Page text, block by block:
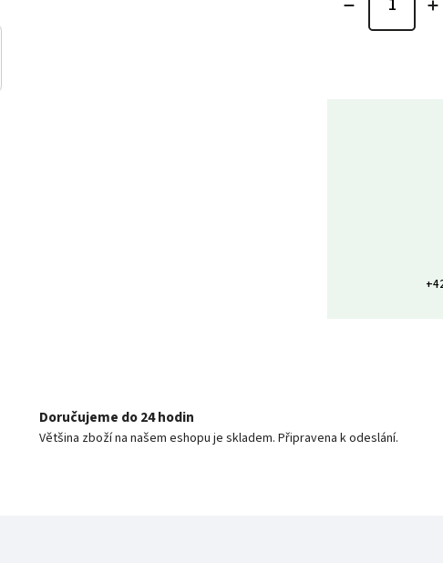
Doručujeme do 24 hodin
Většina zboží na našem eshopu je skladem. Připravena k odeslání.